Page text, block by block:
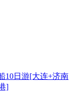
10日游[大连+济南
]